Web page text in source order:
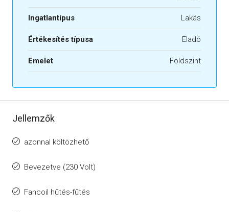
Ingatlantípus Lakás
Értékesítés típusa Eladó
Emelet Földszint
Jellemzők
azonnal költözhető
Bevezetve (230 Volt)
Fancoil hűtés-fűtés